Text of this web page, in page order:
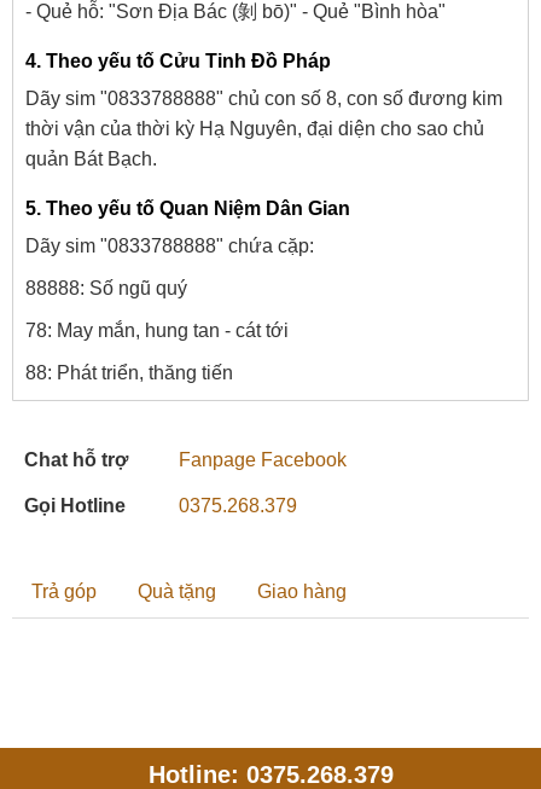
- Quẻ hỗ: "Sơn Địa Bác (剝 bō)" - Quẻ "Bình hòa"
4. Theo yếu tố Cửu Tinh Đồ Pháp
Dãy sim "0833788888" chủ con số 8, con số đương kim
thời vận của thời kỳ Hạ Nguyên, đại diện cho sao chủ
quản Bát Bạch.
5. Theo yếu tố Quan Niệm Dân Gian
Dãy sim "0833788888" chứa cặp:
88888: Số ngũ quý
78: May mắn, hung tan - cát tới
88: Phát triển, thăng tiến
Chat hỗ trợ Fanpage Facebook
Gọi Hotline 0375.268.379
Trả góp Quà tặng Giao hàng
Hotline: 0375.268.379